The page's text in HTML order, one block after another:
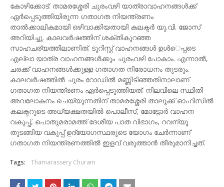
കോഴിക്കോട്: താമരശ്ശേരി ചുരംവഴി യാത്രാവാഹനങ്ങള്‍ക്ക്
ഏര്‍പ്പെടുത്തിയിരുന്ന ഗതാഗത നിയന്ത്രണം
താല്‍ക്കാലികമായി ഒഴിവാക്കിയതായി കലക്ടര്‍ യു.വി. ജോസ്
അറിയിച്ചു. കാലവര്‍ഷത്തിന് ശക്തികുറഞ്ഞ
സാഹചര്യത്തിലാണിത്. ടൂറിസ്റ്റ് വാഹനങ്ങള്‍ ഉള്‍െപ്പടെ
എല്ലാ യാത്ര വാഹനങ്ങള്‍ക്കും ചുരംവഴി പോകാം. എന്നാല്‍,
ചരക്ക് വാഹനങ്ങള്‍ക്കുള്ള ഗതാഗത നിരോധനം തുടരും.
കാലവര്‍ഷത്തില്‍ ചുരം റോഡില്‍ മണ്ണിടിഞ്ഞതിനാലാണ്
ഗതാഗത നിയന്ത്രണം ഏര്‍പ്പെടുത്തിയത്. നിലവിലെ സ്ഥിതി
അവലോകനം ചെയ്യുന്നതിന് താമരശ്ശേരി താലൂക്ക് ഓഫിസില്‍
കലക്ടറുടെ അധ്യക്ഷതയില്‍ പൊലീസ്, മോട്ടോര്‍ വാഹന
വകുപ്പ്, പൊതുമരാമത്ത് ദേശീയ പാത വിഭാഗം, റവന്യൂ
തുടങ്ങിയ വകുപ്പ് ഉദ്യോഗസ്ഥരുടെ യോഗം ചേര്‍ന്നാണ്
ഗതാഗത നിയന്ത്രണത്തില്‍ ഇളവ് വരുത്താന്‍ തീരുമാനിച്ചത്.
Tags: Thamarassery Churam